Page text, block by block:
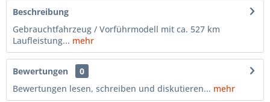
Beschreibung
Gebrauchtfahrzeug / Vorführmodell mit ca. 527 km
Laufleistung... mehr
Bewertungen
0
Bewertungen lesen, schreiben und diskutieren... mehr